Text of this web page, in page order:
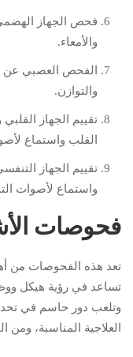
فحص الجهاز
والأمعاء.
الفحص العصبي عن
والتوازن.
تقييم الجهاز
القلب واستماع
تقييم الجهاز
واستماع لأصوات
فحوصات
تعد هذه الفحوصات من
تساعد في رؤية هيكل
وتلعب دور حاسم في
العلاجية المناسبة،